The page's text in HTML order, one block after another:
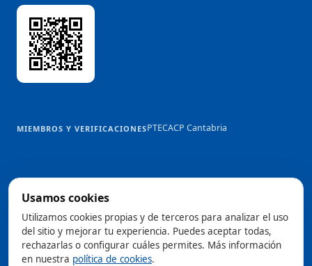
MIEMBROS Y VERIFICACIONESPTECACP Cantabria
@2026 Trowelapp
Aviso legalTérminos y condicionesPrivacidad CookiesDPA
Configurar cookies
Hecho con ❤️ desde Cantabria, España
Usamos cookies
Utilizamos cookies propias y de terceros para analizar el uso
del sitio y mejorar tu experiencia. Puedes aceptar todas,
rechazarlas o configurar cuáles permites. Más información
en nuestra política de cookies.